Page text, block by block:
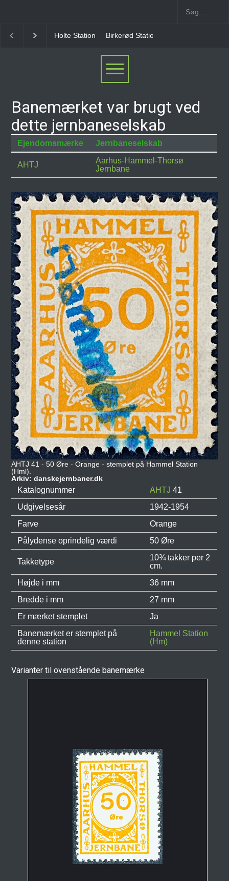
Holte Station Birkerød Station
Banemærket var brugt ved
dette jernbaneselskab
Ejendomsmærke Jernbaneselskab
AHTJ
Aarhus-Hammel-Thorsø
Jernbane
AHTJ 41 - 50 Øre - Orange - stemplet på Hammel Station
(Hml).
Arkiv: danskejernbaner.dk
Katalognummer AHTJ 41
Udgivelsesår
1942-1954
Farve
Orange
Pålydense oprindelig værdi
50 Øre
Takketype
10¾ takker per 2
cm.
Højde i mm
36 mm
Bredde i mm
27 mm
Er mærket stemplet
Ja
Banemærket er stemplet på
denne station
Hammel Station
(Hm)
Varianter til ovenstående banemærke